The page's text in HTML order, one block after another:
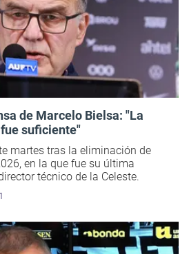
de Marcelo Bielsa: "La
suficiente"
martes tras la eliminación de
en la que fue su última
técnico de la Celeste.